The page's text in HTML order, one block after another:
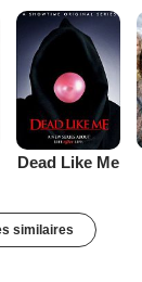
Dead Like Me
similaires